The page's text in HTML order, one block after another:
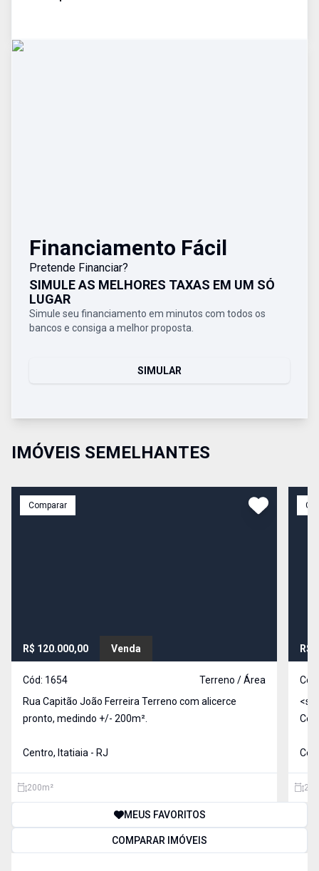
Financiamento Fácil
Pretende Financiar?
SIMULE AS MELHORES TAXAS EM UM SÓ
LUGAR
Simule seu financiamento em minutos com todos os
bancos e consiga a melhor proposta.
SIMULAR
IMÓVEIS SEMELHANTES
Comparar
R$ 120.000,00 Venda
Cód: 1654
Terreno / Área
Rua Capitão João Ferreira Terreno com alicerce
pronto, medindo +/- 200m².
Centro, Itatiaia - RJ
200m²
R$
200
MEUS FAVORITOS
COMPARAR IMÓVEIS